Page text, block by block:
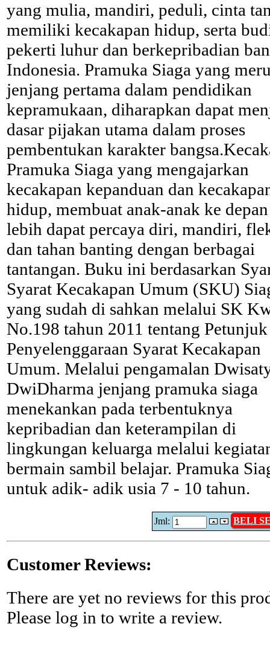
yang mulia, mandiri, peduli, cinta
memiliki kecakapan hidup, serta
pekerti luhur dan berkepribadian
Indonesia. Pramuka Siaga yang
jenjang pertama dalam pendidikan
kepramukaan, diharapkan dapat
dasar pijakan utama dalam proses
pembentukan karakter
Pramuka Siaga yang mengajarkan
kecakapan kepanduan dan
hidup, membuat anak-anak ke
lebih dapat percaya diri, mandiri,
dan tahan banting dengan berbagai
tantangan. Buku ini berdasarkan
Syarat Kecakapan Umum (SKU)
yang sudah di sahkan melalui SK
No.198 tahun 2011 tentang Petunjuk
Penyelenggaraan Syarat Kecakapan
Umum. Melalui pengamalan
DwiDharma jenjang pramuka siaga
menekankan pada terbentuknya
kepribadian dan keterampilan di
lingkungan keluarga melalui
bermain sambil belajar. Pramuka
untuk adik- adik usia 7 - 10 tahun.
Jml: BELI
Customer Reviews:
There are yet no reviews for this
Please log in to write a review.